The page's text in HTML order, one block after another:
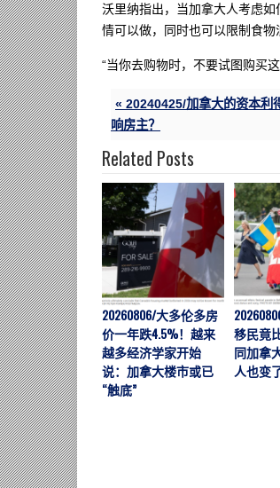
沃里纳指出，当加拿大人考虑
情可以做，同时也可以限制食物
“当你去购物时，不要试图购买
« 20240425/加拿大的资本利
响房主？
Related Posts
20260806/大多伦多房
价一年跌4.5%！越来
越多经济学家开始
说：加拿大楼市或已
“触底”
移民竟
同加拿
人也变